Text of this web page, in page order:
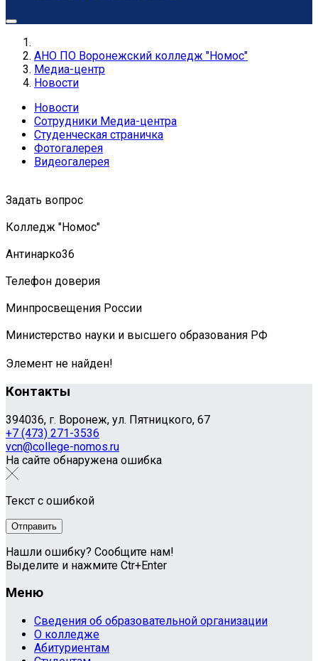
АНО ПО Воронежский колледж "Номос"
Медиа-центр
Новости
Новости
Сотрудники Медиа-центра
Студенческая страничка
Фотогалерея
Видеогалерея
Задать вопрос
Колледж "Номос"
Антинарко36
Телефон доверия
Минпросвещения России
Министерство науки и высшего образования РФ
Элемент не найден!
Контакты
394036, г. Воронеж, ул. Пятницкого, 67
+7 (473) 271-3536
vcn@college-nomos.ru
На сайте обнаружена ошибка
Текст с ошибкой
Нашли ошибку? Сообщите нам!
Выделите и нажмите Ctr+Enter
Меню
Сведения об образовательной организации
О колледже
Абитуриентам